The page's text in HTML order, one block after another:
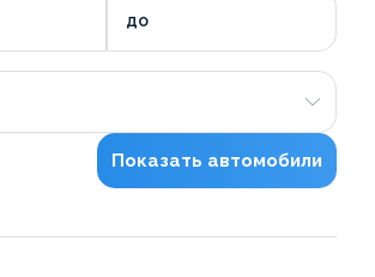
до
Показать автомобили